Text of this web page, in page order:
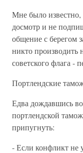
Мне было известно,
досмотр и не
общение с берегом
никто производить
советского флага -
Портлендские
Едва дождавшись
портлендской
припугнуть:
- Если конфликт не